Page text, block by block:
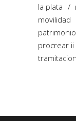
la plata
movilidad
patrimonio
procrear ii